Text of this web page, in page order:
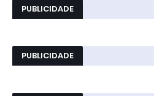
PUBLICIDADE
PUBLICIDADE